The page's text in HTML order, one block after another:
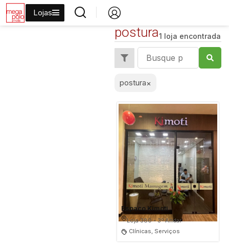
Lojas
postura1 loja encontrada
postura×
Espaco Kimoti
Loja 380 - 3º Andar
Clínicas, Serviços